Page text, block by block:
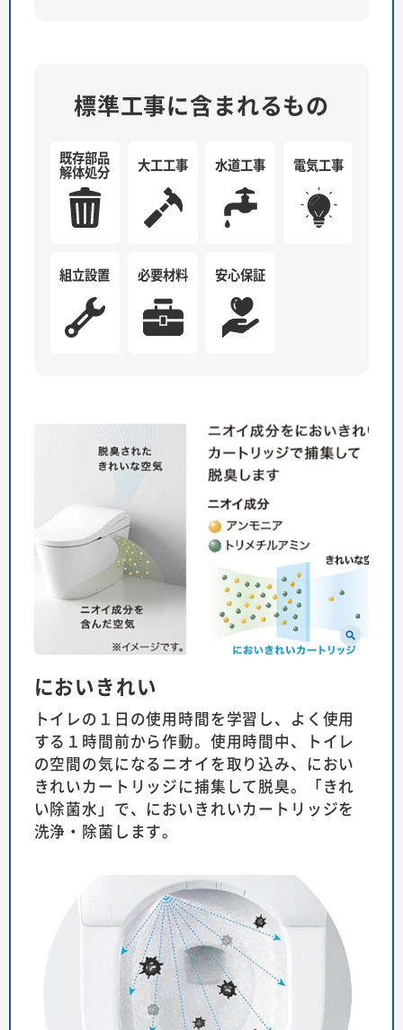
標準工事に含まれるもの
既存部品
解体処分 大工工事 水道工事 電気工事
組立設置 必要材料 安心保証
においきれい
トイレの１日の使用時間を学習し、よく使用
する１時間前から作動。使用時間中、トイレ
の空間の気になるニオイを取り込み、におい
きれいカートリッジに捕集して脱臭。「きれ
い除菌水」で、においきれいカートリッジを
洗浄・除菌します。